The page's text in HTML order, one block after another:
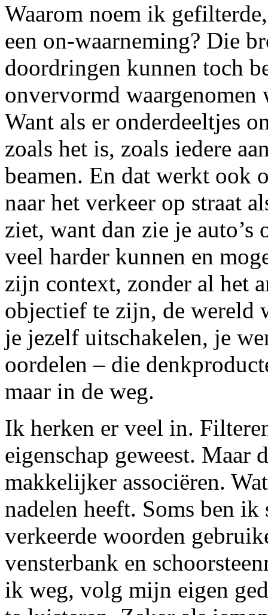
Waarom noem ik
een on-waarneming? Die
doordringen kunnen toch
onvervormd waargenomen
Want als er onderdeeltjes
zoals het is, zoals iedere
beamen. En dat werkt ook
naar het verkeer op straat
ziet, want dan zie je
veel harder kunnen en
zijn context, zonder al het
objectief te zijn, de wereld
je jezelf uitschakelen, je
oordelen – die
maar in de weg.
Ik herken er veel in.
eigenschap geweest. Maar
makkelijker associëren.
nadelen heeft. Soms ben
verkeerde woorden
vensterbank en
ik weg, volg mijn eigen